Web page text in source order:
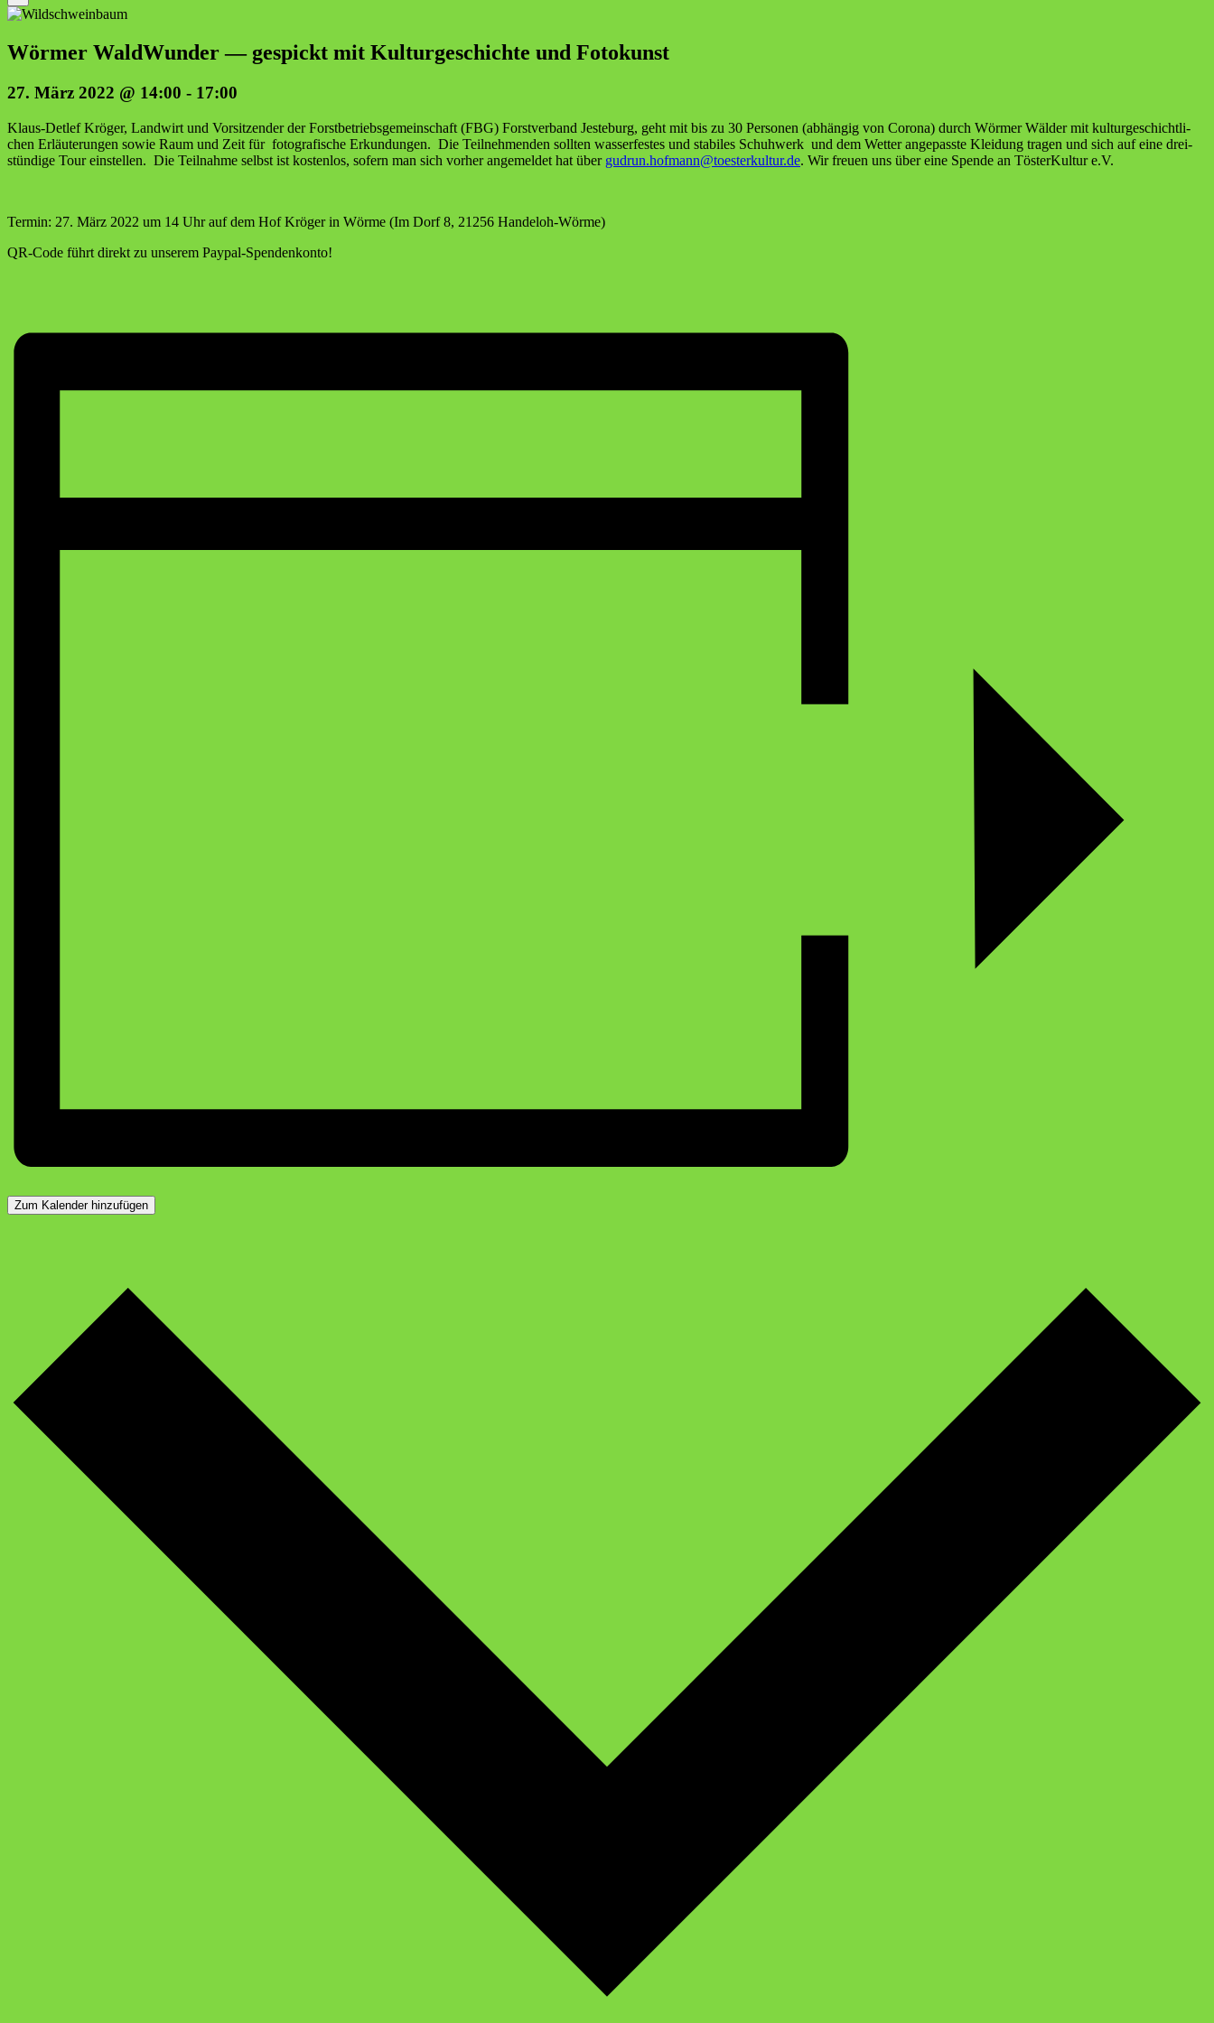
Wör­mer Wald­Wun­der — gespickt mit Kul­tur­ge­schich­te und Fotokunst
27. März 2022 @ 14:00 - 17:00
Klaus-Det­lef Krö­ger, Land­wirt und Vor­sit­zen­der der Forst­be­triebs­ge­mein­schaft (FBG) Forst­ver­band Jes­te­burg, geht mit bis zu 30 Per­so­nen (abhän­gig von Coro­na) durch Wör­mer Wäl­der mit kul­tur­ge­schicht­li­
chen Erläu­te­run­gen sowie Raum und Zeit für foto­gra­fi­sche Erkun­dun­gen. Die Teil­neh­men­den soll­ten was­ser­fes­tes und sta­bi­les Schuh­werk und dem Wet­ter ange­pass­te Klei­dung tra­gen und sich auf eine drei­
stün­di­ge Tour ein­stel­len. Die Teil­nah­me selbst ist kos­ten­los, sofern man sich vor­her ange­mel­det hat über gudrun.hofmann@toesterkultur.de. Wir freu­en uns über eine Spen­de an Tös­ter­Kul­tur e.V.
Ter­min: 27. März 2022 um 14 Uhr auf dem Hof Krö­ger in Wör­me (Im Dorf 8, 21256 Handeloh-Wörme)
QR-Code führt direkt zu unse­rem Paypal-Spendenkonto!
Zum Kalender hinzufügen